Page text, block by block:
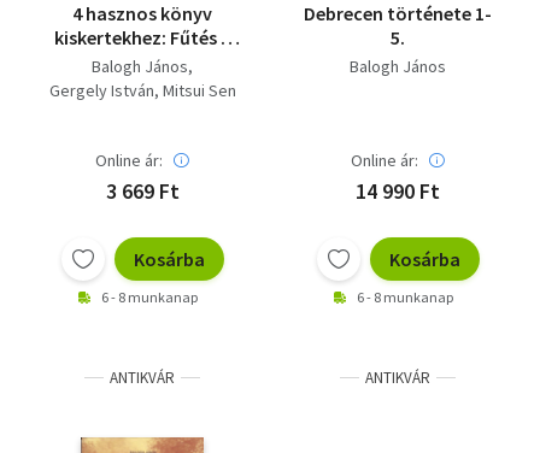
4 hasznos könyv
kiskertekhez: Fűtés a
kertészetben, A
japánkert titkai, Kerti
csepegtető
öntöztetés alapelvei
Balogh János
Gergely István Mitsui Sen
Online ár:
3 669 Ft
Kosárba
6 - 8 munkanap
Debrecen története 1-
5.
Balogh János
Online ár:
14 990 Ft
Kosárba
6 - 8 munkanap
ANTIKVÁR ANTIKVÁR